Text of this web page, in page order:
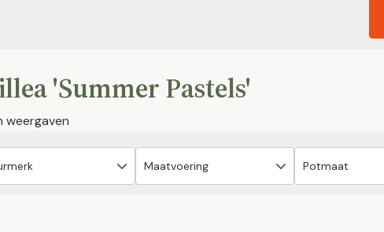
'Summer Pastels'
weergaven